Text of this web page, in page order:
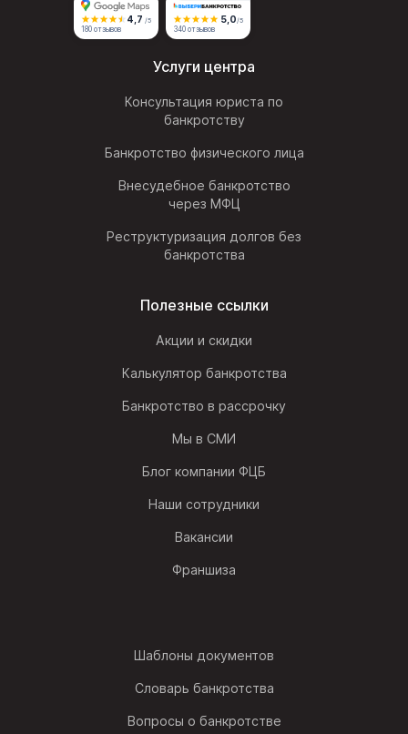
4,7 /5
180 отзывов
5,0/5
340 отзывов
Услуги центра
Консультация юриста по
банкротству
Банкротство физического лица
Внесудебное банкротство
через МФЦ
Реструктуризация долгов без
банкротства
Полезные ссылки
Акции и скидки
Калькулятор банкротства
Банкротство в рассрочку
Мы в СМИ
Блог компании ФЦБ
Наши сотрудники
Вакансии
Франшиза
Шаблоны документов
Словарь банкротства
Вопросы о банкротстве